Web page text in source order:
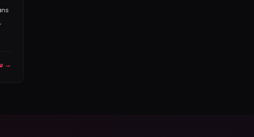
→